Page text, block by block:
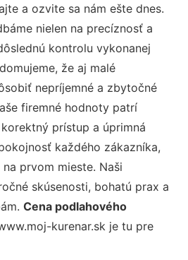
a ozvite sa nám ešte dnes.
nielen na precíznosť a
kontrolu vykonanej
že aj malé
nepríjemné a zbytočné
firemné hodnoty patrí
prístup a úprimná
každého zákazníka,
prvom mieste. Naši
skúsenosti, bohatú prax a
Cena podlahového
kurenar.sk je tu pre